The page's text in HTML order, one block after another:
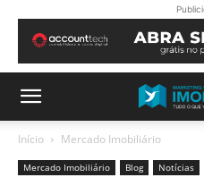
Início Mercado Imobiliário
Mercado Imobiliário Blog Notícias